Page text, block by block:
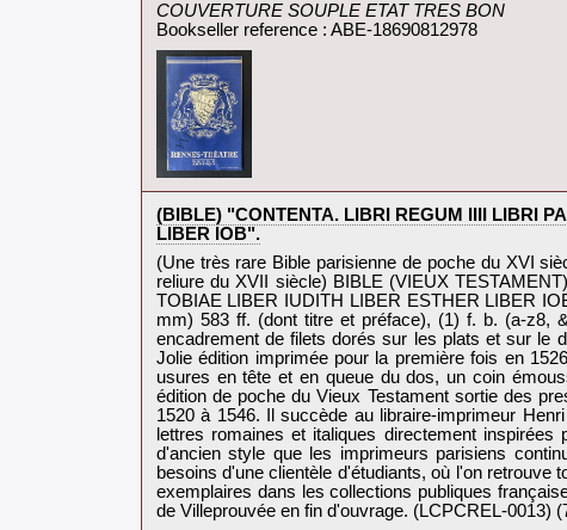
‎COUVERTURE SOUPLE ETAT TRES BON‎
Bookseller reference : ABE-18690812978
‎(BIBLE) "CONTENTA. LIBRI REGUM IIII LIBRI
LIBER IOB".‎
‎(Une très rare Bible parisienne de poche du XVI
reliure du XVII siècle) BIBLE (VIEUX
TOBIAE LIBER IUDITH LIBER ESTHER LIBER
mm) 583 ff. (dont titre et préface), (1) f. b. (a-z8,
encadrement de filets dorés sur les plats et sur le
Jolie édition imprimée pour la première fois en
usures en tête et en queue du dos, un coin
édition de poche du Vieux Testament sortie des
1520 à 1546. Il succède au libraire-imprimeur
lettres romaines et italiques directement
d'ancien style que les imprimeurs parisiens
besoins d'une clientèle d'étudiants, où l'on
exemplaires dans les collections publiques
de Villeprouvée en fin d'ouvrage. (LCPCREL-0013)